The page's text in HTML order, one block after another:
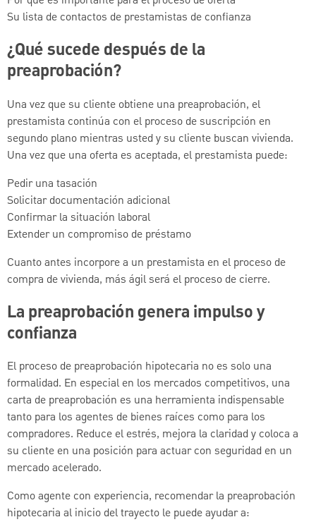
Su lista de contactos de prestamistas de confianza
¿Qué sucede después de la
preaprobación?
Una vez que su cliente obtiene una preaprobación, el
prestamista continúa con el proceso de suscripción en
segundo plano mientras usted y su cliente buscan vivienda.
Una vez que una oferta es aceptada, el prestamista puede:
Pedir una tasación
Solicitar documentación adicional
Confirmar la situación laboral
Extender un compromiso de préstamo
Cuanto antes incorpore a un prestamista en el proceso de
compra de vivienda, más ágil será el proceso de cierre.
La preaprobación genera impulso y
confianza
El proceso de preaprobación hipotecaria no es solo una
formalidad. En especial en los mercados competitivos, una
carta de preaprobación es una herramienta indispensable
tanto para los agentes de bienes raíces como para los
compradores. Reduce el estrés, mejora la claridad y coloca a
su cliente en una posición para actuar con seguridad en un
mercado acelerado.
Como agente con experiencia, recomendar la preaprobación
hipotecaria al inicio del trayecto le puede ayudar a: